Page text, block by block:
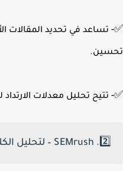
تساعد في تحديد المقالات
تتيح تحليل معدلات الارتداد
2️⃣. SEMrush – لتحليل الكلمات المفتاحية والمنافسين